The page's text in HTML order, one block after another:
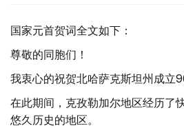
国家元首贺词全文如下：
尊敬的同胞们！
我衷心的祝贺北哈萨克斯坦州成立
在此期间，克孜勒加尔地区经历了
悠久历史的地区。